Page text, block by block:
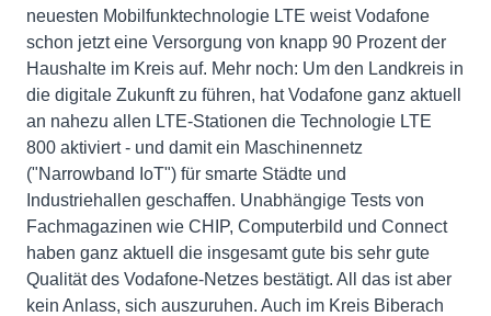
neuesten Mobilfunktechnologie LTE weist Vodafone
schon jetzt eine Versorgung von knapp 90 Prozent der
Haushalte im Kreis auf. Mehr noch: Um den Landkreis in
die digitale Zukunft zu führen, hat Vodafone ganz aktuell
an nahezu allen LTE-Stationen die Technologie LTE
800 aktiviert - und damit ein Maschinennetz
("Narrowband IoT") für smarte Städte und
Industriehallen geschaffen. Unabhängige Tests von
Fachmagazinen wie CHIP, Computerbild und Connect
haben ganz aktuell die insgesamt gute bis sehr gute
Qualität des Vodafone-Netzes bestätigt. All das ist aber
kein Anlass, sich auszuruhen. Auch im Kreis Biberach